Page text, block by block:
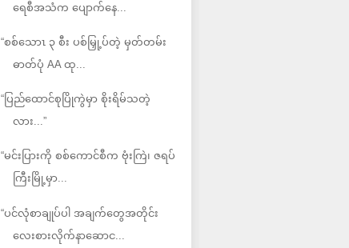
ရေစီအသံက ပျောက်နေ...
“စစ်သောၤ ၃ စီး ပစ်မြှု့ပ်တဲ့ မှတ်တမ်း
ဓာတ်ပုံ AA ထု...
“ပြည်ထောင်စုပြိုကွဲမှာ စိုးရိမ်သတဲ့
လား...”
“မင်းပြားကို စစ်ကောင်စီက ဗုံးကြဲ၊ ဇရပ်
ကြီးမြို့မှာ...
“ပင်လုံစာချုပ်ပါ အချက်တွေအတိုင်း
လေးစားလိုက်နာဆောင...